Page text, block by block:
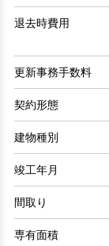
退去時費用
更新事務手数料
契約形態
建物種別
竣工年月
間取り
専有面積